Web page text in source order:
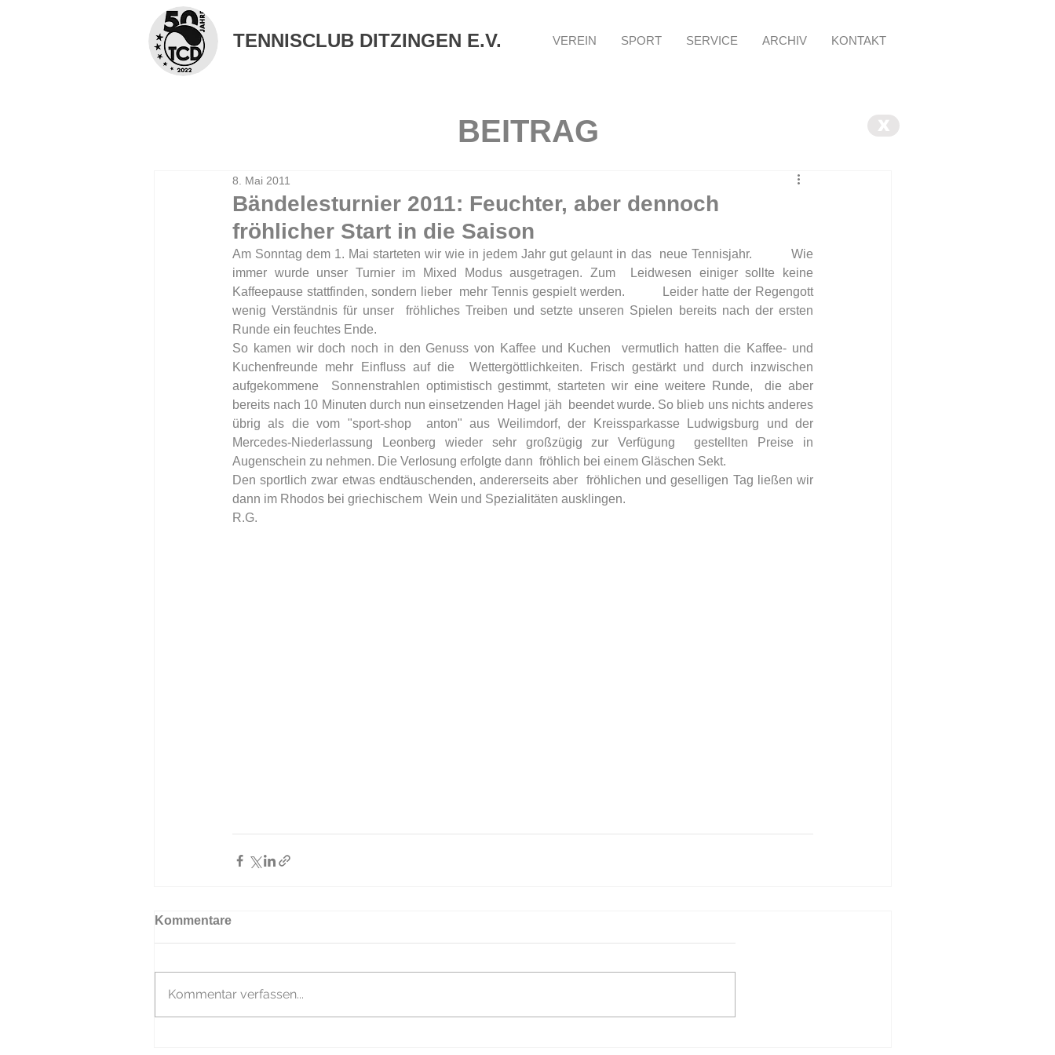
TENNISCLUB DITZINGEN E.V. VEREIN SPORT SERVICE ARCHIV KONTAKT
BEITRAG X
Bändelesturnier 2011: Feuchter, aber dennoch
fröhlicher Start in die Saison
8. Mai 2011
Am Sonntag dem 1. Mai starteten wir wie in jedem Jahr gut gelaunt in das  neue Tennisjahr.          Wie
immer wurde unser Turnier im Mixed Modus ausgetragen. Zum  Leidwesen einiger sollte keine
Kaffeepause stattfinden, sondern lieber  mehr Tennis gespielt werden.          Leider hatte der Regengott
wenig Verständnis für unser  fröhliches Treiben und setzte unseren Spielen bereits nach der ersten
Runde ein feuchtes Ende.
So kamen wir doch noch in den Genuss von Kaffee und Kuchen  vermutlich hatten die Kaffee- und
Kuchenfreunde mehr Einfluss auf die  Wettergöttlichkeiten. Frisch gestärkt und durch inzwischen
aufgekommene  Sonnenstrahlen optimistisch gestimmt, starteten wir eine weitere Runde,  die aber
bereits nach 10 Minuten durch nun einsetzenden Hagel jäh  beendet wurde. So blieb uns nichts anderes
übrig als die vom "sport-shop  anton" aus Weilimdorf, der Kreissparkasse Ludwigsburg und der
Mercedes-Niederlassung Leonberg wieder sehr großzügig zur Verfügung  gestellten Preise in
Augenschein zu nehmen. Die Verlosung erfolgte dann  fröhlich bei einem Gläschen Sekt.
Den sportlich zwar etwas endtäuschenden, andererseits aber  fröhlichen und geselligen Tag ließen wir
dann im Rhodos bei griechischem  Wein und Spezialitäten ausklingen.
R.G.
Kommentare
Kommentar verfassen...